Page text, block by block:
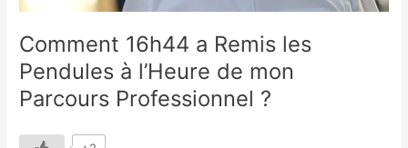
Comment 16h44 a Remis les
Pendules à l’Heure de mon
Parcours Professionnel ?
?